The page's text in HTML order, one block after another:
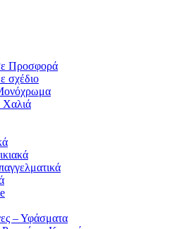
Προσφορά
σχέδιο
Χαλιά
– Υφάσματα